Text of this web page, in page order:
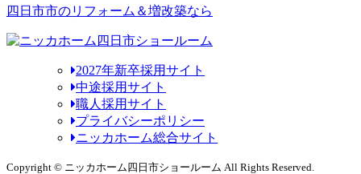
四日市市のリフォーム＆増改築なら
2027年新卒採用サイト
中途採用サイト
職人採用サイト
プライバシーポリシー
ニッカホーム総合サイト
Copyright © ニッカホーム四日市ショールーム All Rights Reserved.